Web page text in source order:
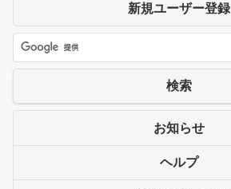
新規ユーザー登録
検索
お知らせ
ヘルプ